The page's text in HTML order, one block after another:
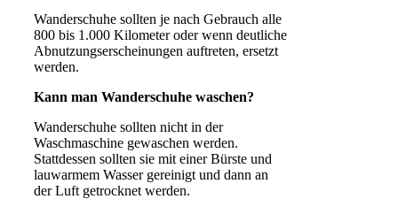
Wanderschuhe sollten je nach Gebrauch alle
800 bis 1.000 Kilometer oder wenn deutliche
Abnutzungserscheinungen auftreten, ersetzt
werden.
Kann man Wanderschuhe waschen?
Wanderschuhe sollten nicht in der
Waschmaschine gewaschen werden.
Stattdessen sollten sie mit einer Bürste und
lauwarmem Wasser gereinigt und dann an
der Luft getrocknet werden.